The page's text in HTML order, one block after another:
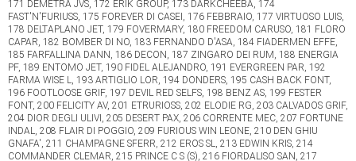
171 DEMETRA JVS, 172 ERIK GROUP, 173 DARKCHEEBA, 174
FAST'N'FURIUSS, 175 FOREVER DI CASEI, 176 FEBBRAIO, 177 VIRTUOSO LUIS,
178 DELTAPLANO JET, 179 FOVERMARY, 180 FREEDOM CARUSO, 181 FLORO
CAPAR, 182 BOMBER DI NO, 183 FERNANDO D'ASA, 184 FIADERMEN EFFE,
185 FARFALLINA DANN, 186 DECON, 187 ZINGARO DEI RUM, 188 ENERGIA
PF, 189 ENTOMO JET, 190 FIDEL ALEJANDRO, 191 EVERGREEN PAR, 192
FARMA WISE L, 193 ARTIGLIO LOR, 194 DONDERS, 195 CASH BACK FONT,
196 FOOTLOOSE GRIF, 197 DEVIL RED SELFS, 198 BENZ AS, 199 FESTER
FONT, 200 FELICITY AV, 201 ETRURIOSS, 202 ELODIE RG, 203 CALVADOS GRIF,
204 DIOR DEGLI ULIVI, 205 DESERT PAX, 206 CORRENTE MEC, 207 FORTUNE
INDAL, 208 FLAIR DI POGGIO, 209 FURIOUS WIN LEONE, 210 DEN GHIU
GNAFA', 211 CHAMPAGNE SFERR, 212 EROS SL, 213 EDWIN KRIS, 214
COMMANDER CLEMAR, 215 PRINCE C S (S), 216 FIORDALISO SAN, 217